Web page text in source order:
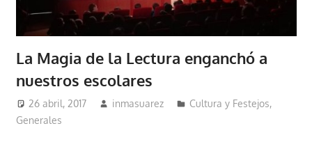
La Magia de la Lectura enganchó a
nuestros escolares
26 abril, 2017 inmasuarez Cultura y Festejos,
Generales